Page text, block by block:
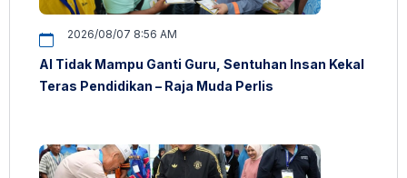
2026/08/07 8:56 AM
AI Tidak Mampu Ganti Guru, Sentuhan Insan Kekal
Teras Pendidikan – Raja Muda Perlis